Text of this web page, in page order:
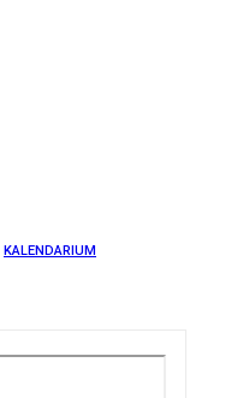
KALENDARIUM